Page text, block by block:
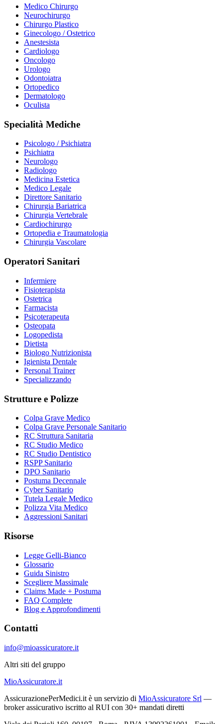
Medico Chirurgo
Neurochirurgo
Chirurgo Plastico
Ginecologo / Ostetrico
Anestesista
Cardiologo
Oncologo
Urologo
Odontoiatra
Ortopedico
Dermatologo
Oculista
Specialità Mediche
Psicologo / Psichiatra
Psichiatra
Neurologo
Radiologo
Medicina Estetica
Medico Legale
Direttore Sanitario
Chirurgia Bariatrica
Chirurgia Vertebrale
Cardiochirurgo
Ortopedia e Traumatologia
Chirurgia Vascolare
Operatori Sanitari
Infermiere
Fisioterapista
Ostetrica
Farmacista
Psicoterapeuta
Osteopata
Logopedista
Dietista
Biologo Nutrizionista
Igienista Dentale
Personal Trainer
Specializzando
Strutture e Polizze
Colpa Grave Medico
Colpa Grave Personale Sanitario
RC Struttura Sanitaria
RC Studio Medico
RC Studio Dentistico
RSPP Sanitario
DPO Sanitario
Postuma Decennale
Cyber Sanitario
Tutela Legale Medico
Polizza Vita Medico
Aggressioni Sanitari
Risorse
Legge Gelli-Bianco
Glossario
Guida Sinistro
Scegliere Massimale
Claims Made + Postuma
FAQ Complete
Blog e Approfondimenti
Contatti
info@mioassicuratore.it
Altri siti del gruppo
MioAssicuratore.it
AssicurazionePerMedici.it è un servizio di MioAssicuratore Srl —
broker assicurativo iscritto al RUI con 30+ mandati diretti